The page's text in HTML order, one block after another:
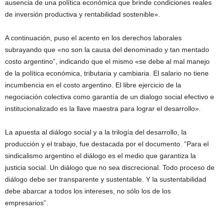
ausencia de una política económica que brinde condiciones reales
de inversión productiva y rentabilidad sostenible».
A continuación, puso el acento en los derechos laborales
subrayando que «no son la causa del denominado y tan mentado
costo argentino”, indicando que el mismo «se debe al mal manejo
de la política económica, tributaria y cambiaria. El salario no tiene
incumbencia en el costo argentino. El libre ejercicio de la
negociación colectiva como garantía de un dialogo social efectivo e
institucionalizado es la llave maestra para lograr el desarrollo».
La apuesta al diálogo social y a la trilogía del desarrollo, la
producción y el trabajo, fue destacada por el documento. “Para el
sindicalismo argentino el diálogo es el medio que garantiza la
justicia social. Un diálogo que no sea discrecional. Todo proceso de
diálogo debe ser transparente y sustentable. Y la sustentabilidad
debe abarcar a todos los intereses, no sólo los de los
empresarios”.